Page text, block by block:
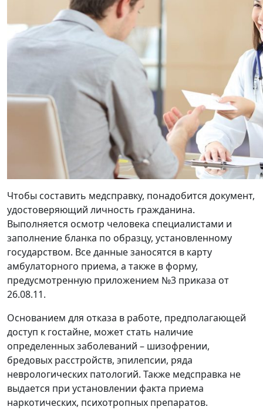
Чтобы составить медсправку, понадобится документ,
удостоверяющий личность гражданина.
Выполняется осмотр человека специалистами и
заполнение бланка по образцу, установленному
государством. Все данные заносятся в карту
амбулаторного приема, а также в форму,
предусмотренную приложением №3 приказа от
26.08.11.
Основанием для отказа в работе, предполагающей
доступ к гостайне, может стать наличие
определенных заболеваний – шизофрении,
бредовых расстройств, эпилепсии, ряда
неврологических патологий. Также медсправка не
выдается при установлении факта приема
наркотических, психотропных препаратов.